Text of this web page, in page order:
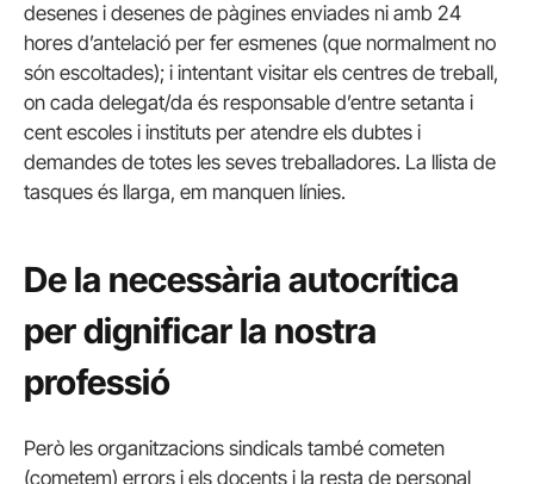
desenes i desenes de pàgines enviades ni amb 24
hores d’antelació per fer esmenes (que normalment no
són escoltades); i intentant visitar els centres de treball,
on cada delegat/da és responsable d’entre setanta i
cent escoles i instituts per atendre els dubtes i
demandes de totes les seves treballadores. La llista de
tasques és llarga, em manquen línies.
De la necessària autocrítica
per dignificar la nostra
professió
Però les organitzacions sindicals també cometen
(cometem) errors i els docents i la resta de personal